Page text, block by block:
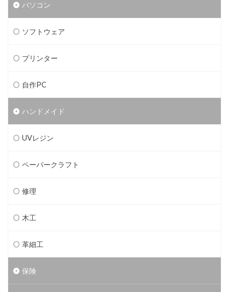
パソコン
ソフトウェア
プリンター
自作PC
ハンドメイド
UVレジン
ペーパークラフト
修理
木工
革細工
保険